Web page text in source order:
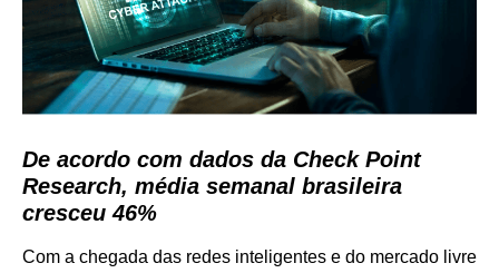
De acordo com dados da Check Point
Research, média semanal brasileira
cresceu 46%
Com a chegada das redes inteligentes e do mercado livre